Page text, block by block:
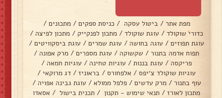
מפת אתר / ביטול עסקה / כניסת ספקים / מתכונים /
כדורי שוקולד / עוגת שוקולד / מתכון לפנקייק / מתכון לפיצה /
עוגת תפוזים / עוגה בחושה / עוגת שמרים / עוגת ביסקוויטים /
תפוח אדמה בתנור / שקשוקה / עוגת מספרים / מרק אפונה /
פריקסה / עוגת בננות / עוגיות טחינה / עוגיות חמאה /
עוגיות שוקולד צ׳יפס / אלפחורס / בראוניז / דג מרוקאי /
עוף בתנור / מרק עדשים / פלפל ממולא / עוגת גבינה אפויה /
מתכון לאורז / תנאי שימוש - תקנון / תכנית בישול / אסאדו